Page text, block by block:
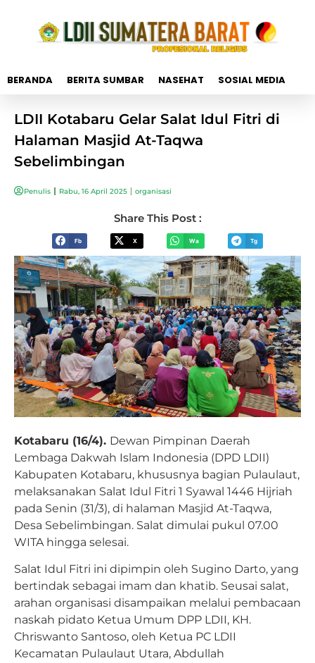
BERANDA BERITA SUMBAR NASEHAT SOSIAL MEDIA
LDII Kotabaru Gelar Salat Idul Fitri di
Halaman Masjid At-Taqwa
Sebelimbingan
Penulis Rabu, 16 April 2025 organisasi
Share This Post :
Fb X Wa Tg
Kotabaru (16/4). Dewan Pimpinan Daerah
Lembaga Dakwah Islam Indonesia (DPD LDII)
Kabupaten Kotabaru, khususnya bagian Pulaulaut,
melaksanakan Salat Idul Fitri 1 Syawal 1446 Hijriah
pada Senin (31/3), di halaman Masjid At-Taqwa,
Desa Sebelimbingan. Salat dimulai pukul 07.00
WITA hingga selesai.
Salat Idul Fitri ini dipimpin oleh Sugino Darto, yang
bertindak sebagai imam dan khatib. Seusai salat,
arahan organisasi disampaikan melalui pembacaan
naskah pidato Ketua Umum DPP LDII, KH.
Chriswanto Santoso, oleh Ketua PC LDII
Kecamatan Pulaulaut Utara, Abdullah